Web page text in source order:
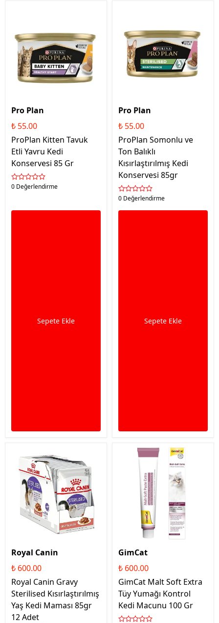
Pro Plan
₺ 55.00
ProPlan Kitten Tavuk
Etli Yavru Kedi
Konservesi 85 Gr
0 Değerlendirme
Sepete Ekle
Pro Plan
₺ 55.00
ProPlan Somonlu ve
Ton Balıklı
Kısırlaştırılmış Kedi
Konservesi 85gr
0 Değerlendirme
Sepete Ekle
Royal Canin
₺ 600.00
Royal Canin Gravy
Sterilised Kısırlaştırılmış
Yaş Kedi Maması 85gr
12 Adet
GimCat
₺ 600.00
GimCat Malt Soft Extra
Tüy Yumağı Kontrol
Kedi Macunu 100 Gr